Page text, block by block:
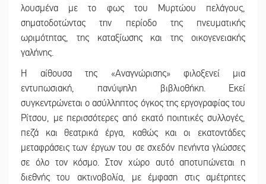
λουσμένα με το φως του Μυρτώου πελάγους,
σηματοδοτώντας την περίοδο της πνευματικής
ωριμότητας, της καταξίωσης και της οικογενειακής
γαλήνης.
Η αίθουσα της «Αναγνώρισης» φιλοξενεί μια
εντυπωσιακή, πανύψηλη βιβλιοθήκη. Εκεί
συγκεντρώνεται ο ασύλληπτος όγκος της εργογραφίας του
Ρίτσου, με περισσότερες από εκατό ποιητικές συλλογές,
πεζά και θεατρικά έργα, καθώς και οι εκατοντάδες
μεταφράσεις των έργων του σε σχεδόν πενήντα γλώσσες
σε όλο τον κόσμο. Στον χώρο αυτό αποτυπώνεται η
διεθνής του ακτινοβολία, με έμφαση στις αμέτρητες